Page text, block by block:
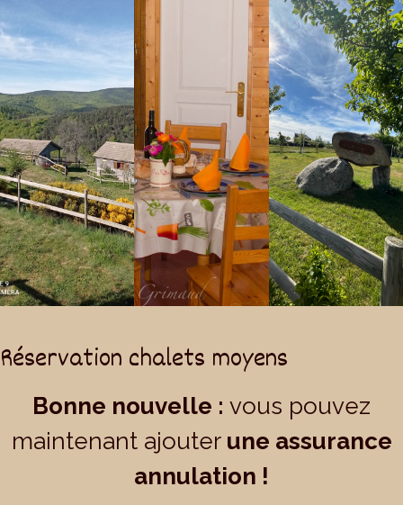
Réservation chalets moyens
Bonne nouvelle : vous pouvez
maintenant ajouter une assurance
annulation !